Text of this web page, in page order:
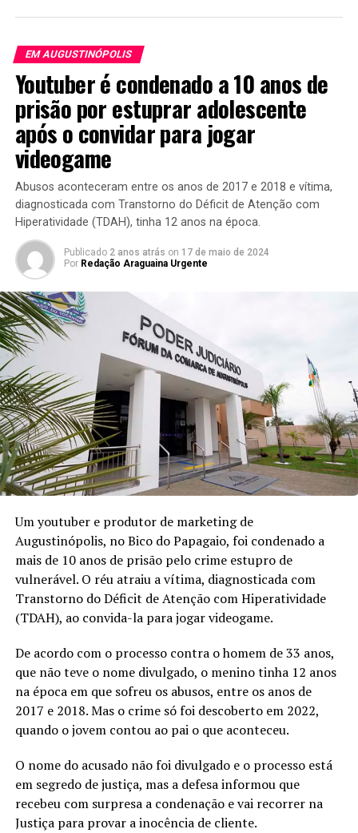
EM AUGUSTINÓPOLIS
Youtuber é condenado a 10 anos de
prisão por estuprar adolescente
após o convidar para jogar
videogame
Abusos aconteceram entre os anos de 2017 e 2018 e vítima,
diagnosticada com Transtorno do Déficit de Atenção com
Hiperatividade (TDAH), tinha 12 anos na época.
Publicado 2 anos atrás on 17 de maio de 2024
Por Redação Araguaina Urgente
Um youtuber e produtor de marketing de
Augustinópolis, no Bico do Papagaio, foi condenado a
mais de 10 anos de prisão pelo crime estupro de
vulnerável. O réu atraiu a vítima, diagnosticada com
Transtorno do Déficit de Atenção com Hiperatividade
(TDAH), ao convida-la para jogar videogame.
De acordo com o processo contra o homem de 33 anos,
que não teve o nome divulgado, o menino tinha 12 anos
na época em que sofreu os abusos, entre os anos de
2017 e 2018. Mas o crime só foi descoberto em 2022,
quando o jovem contou ao pai o que aconteceu.
O nome do acusado não foi divulgado e o processo está
em segredo de justiça, mas a defesa informou que
recebeu com surpresa a condenação e vai recorrer na
Justiça para provar a inocência de cliente.